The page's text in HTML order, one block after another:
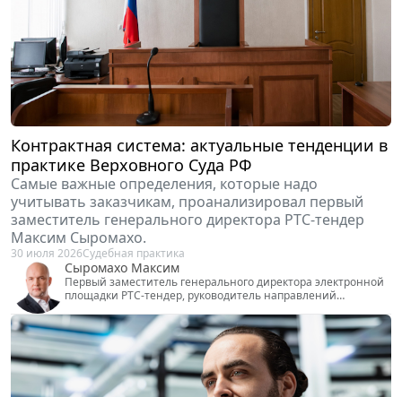
Контрактная система: актуальные тенденции в
практике Верховного Суда РФ
Самые важные определения, которые надо
учитывать заказчикам, проанализировал первый
заместитель генерального директора РТС-тендер
Максим Сыромахо.
30 июля 2026Судебная практика
Сыромахо Максим
Первый заместитель генерального директора электронной
площадки РТС-тендер, руководитель направлений